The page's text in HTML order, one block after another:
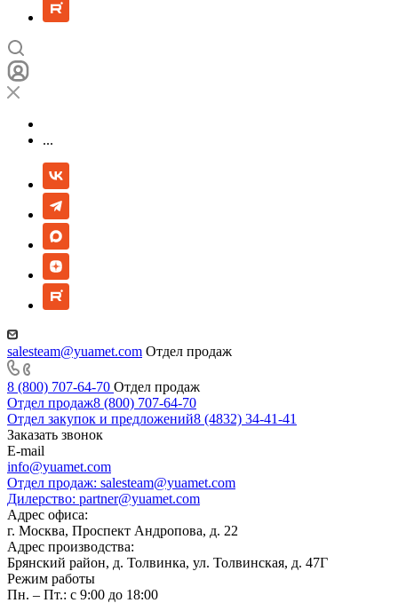
...
salesteam@yuamet.com Отдел продаж
8 (800) 707-64-70 Отдел продаж
Отдел продаж8 (800) 707-64-70
Отдел закупок и предложений8 (4832) 34-41-41
Заказать звонок
E-mail
info@yuamet.com
Отдел продаж: salesteam@yuamet.com
Дилерство: partner@yuamet.com
Адрес офиса:
г. Москва, Проспект Андропова, д. 22
Адрес производства:
Брянский район, д. Толвинка, ул. Толвинская, д. 47Г
Режим работы
Пн. – Пт.: с 9:00 до 18:00